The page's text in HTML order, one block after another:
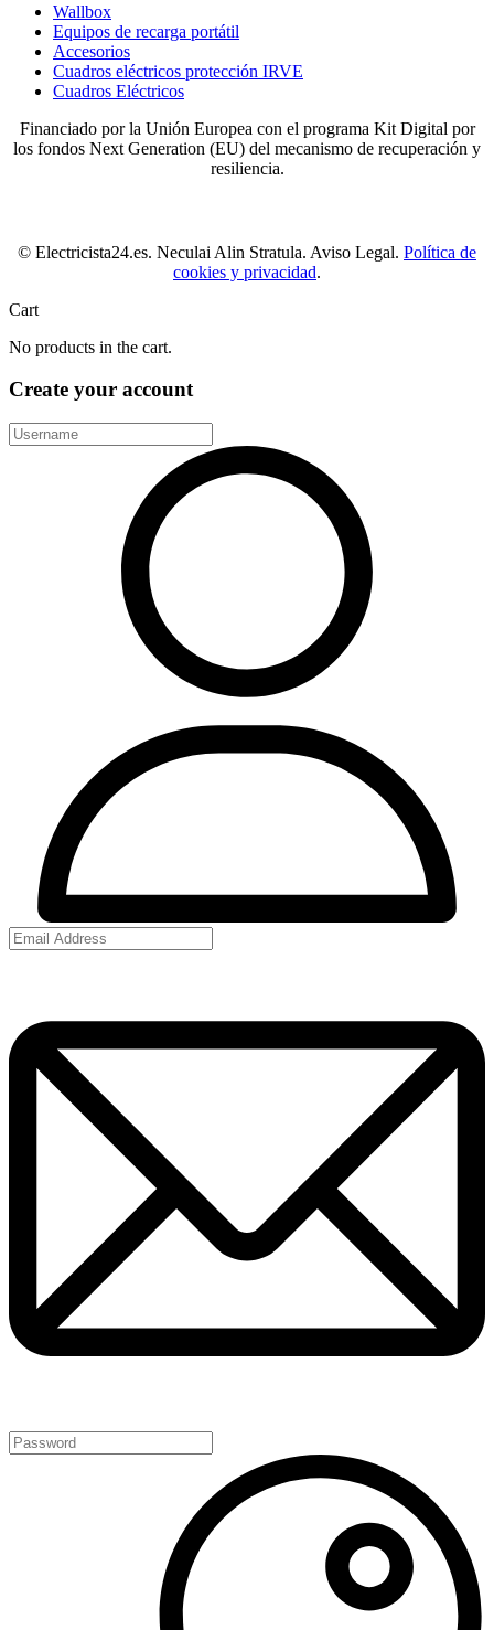
Wallbox
Equipos de recarga portátil
Accesorios
Cuadros eléctricos protección IRVE
Cuadros Eléctricos
Financiado por la Unión Europea con el programa Kit Digital por
los fondos Next Generation (EU) del mecanismo de recuperación y
resiliencia.
© Electricista24.es. Neculai Alin Stratula. Aviso Legal. Política de
cookies y privacidad.
Cart
No products in the cart.
Create your account